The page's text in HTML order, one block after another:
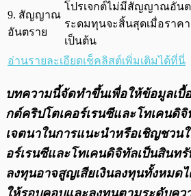
9. สัญญาณ
อันตราย
โปรเจกต์ไม่มีสัญญาณอันต
ระดมทุนจะสิ้นสุดเมื่อราค
เป็นต้น
อ่านรายละเอียดเช็คลิสต์เพิ่มเติมได้ที่นี่
บทความนี้จัดทำขึ้นเพื่อให้ข้อมูลเบื้
กต์คริปโตเคอร์เรนซีและโทเคนดิ
เจตนาในการแนะนำหรือเชิญชวน
อร์เรนซีและโทเคนดิจิทัลเป็นสินท
ลงทุนอาจสูญเสียเงินลงทุนทั้งหมด